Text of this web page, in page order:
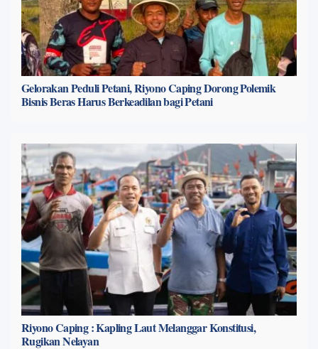
Gelorakan Peduli Petani, Riyono Caping Dorong Polemik
Bisnis Beras Harus Berkeadilan bagi Petani
Riyono Caping : Kapling Laut Melanggar Konstitusi,
Rugikan Nelayan